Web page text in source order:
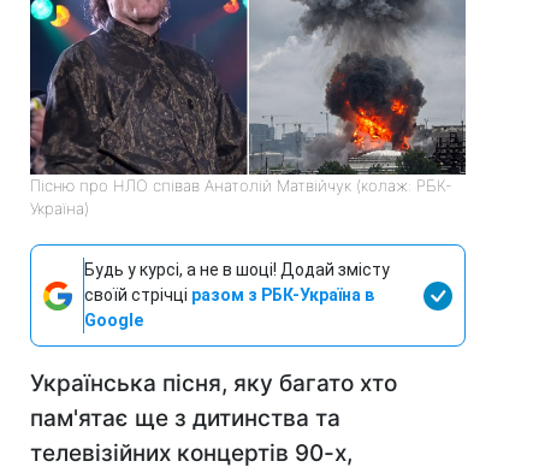
Пісню про НЛО співав Анатолій Матвійчук (колаж: РБК-
Україна)
Будь у курсі, а не в шоці! Додай змісту
своїй стрічці разом з РБК-Україна в
Google
Українська пісня, яку багато хто
пам'ятає ще з дитинства та
телевізійних концертів 90-х,